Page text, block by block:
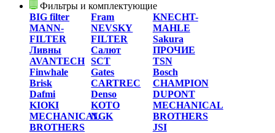
Фильтры и комплектующие
BIG filter
MANN-
FILTER
Ливны
AVANTECH
Finwhale
Brisk
Dafmi
KIOKI
MECHANICAL
BROTHERS
Fram
NEVSKY
FILTER
Салют
SCT
Gates
CARTREC
Denso
KOTO
NGK
KNECHT-
MAHLE
Sakura
ПРОЧИЕ
TSN
Bosch
CHAMPION
DUPONT
MECHANICAL
BROTHERS
JSI